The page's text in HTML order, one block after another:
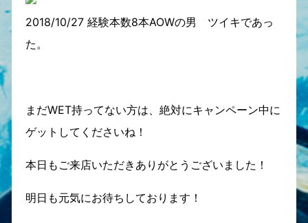
2018/10/27 経験本数8本AOWの男 ツイキであっ
た。
まだWET持ってない方は、絶対にキャンペーン中に
ゲットしてくださいね！
本日もご来店いただきありがとうございました！
明日も元気にお待ちしております！